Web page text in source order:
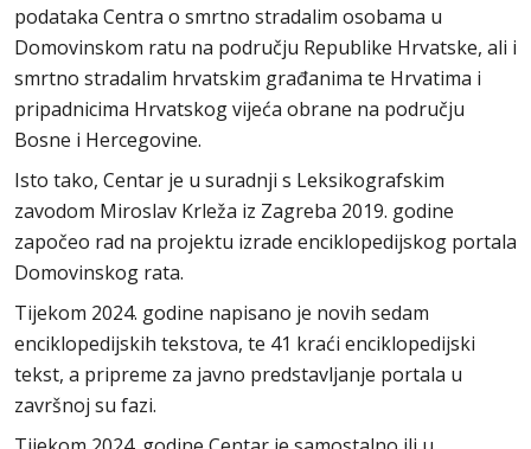
podataka Centra o smrtno stradalim osobama u
Domovinskom ratu na području Republike Hrvatske, ali i
smrtno stradalim hrvatskim građanima te Hrvatima i
pripadnicima Hrvatskog vijeća obrane na području
Bosne i Hercegovine.
Isto tako, Centar je u suradnji s Leksikografskim
zavodom Miroslav Krleža iz Zagreba 2019. godine
započeo rad na projektu izrade enciklopedijskog portala
Domovinskog rata.
Tijekom 2024. godine napisano je novih sedam
enciklopedijskih tekstova, te 41 kraći enciklopedijski
tekst, a pripreme za javno predstavljanje portala u
završnoj su fazi.